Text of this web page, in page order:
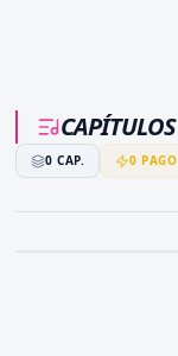
CAPÍTULOS
0 CAP. 0 PAGO